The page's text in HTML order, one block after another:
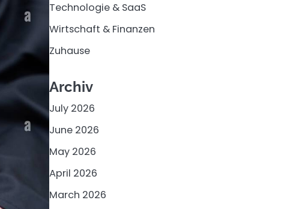
Technologie & SaaS
Wirtschaft & Finanzen
Zuhause
Archiv
July 2026
June 2026
May 2026
April 2026
March 2026